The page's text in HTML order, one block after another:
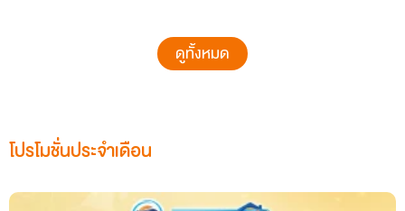
ดูทั้งหมด
โปรโมชั่นประจำเดือน